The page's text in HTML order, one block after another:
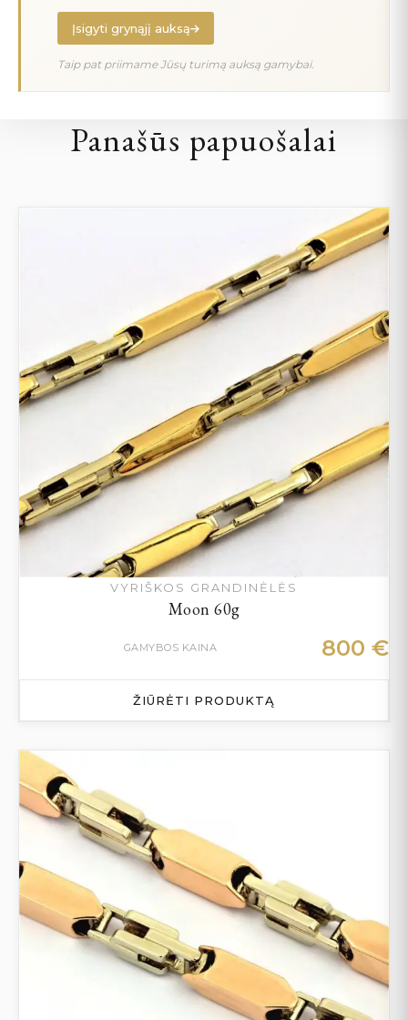
Įsigyti grynąjį auksą
Taip pat priimame Jūsų turimą auksą gamybai.
Panašūs papuošalai
VYRIŠKOS GRANDINĖLĖS
Moon 60g
GAMYBOS KAINA 800 €
ŽIŪRĖTI PRODUKTĄ